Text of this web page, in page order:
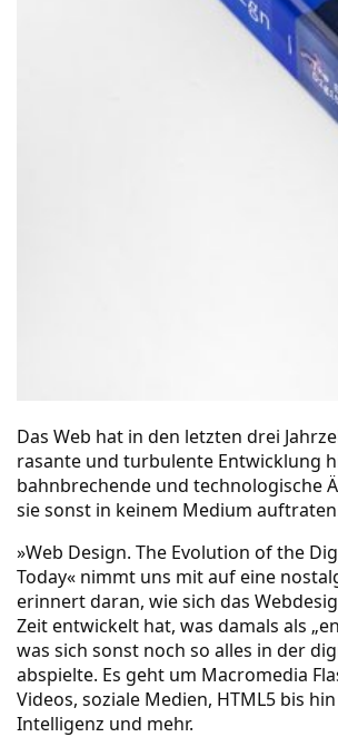
Das Web hat in den letzten drei
rasante und turbulente Entwicklung
bahnbrechende und technologische
sie sonst in keinem Medium
»Web Design. The Evolution of the
Today« nimmt uns mit auf eine
erinnert daran, wie sich das
Zeit entwickelt hat, was damals als
was sich sonst noch so alles in der
abspielte. Es geht um Macromedia
Videos, soziale Medien, HTML5 bis
Intelligenz und mehr.